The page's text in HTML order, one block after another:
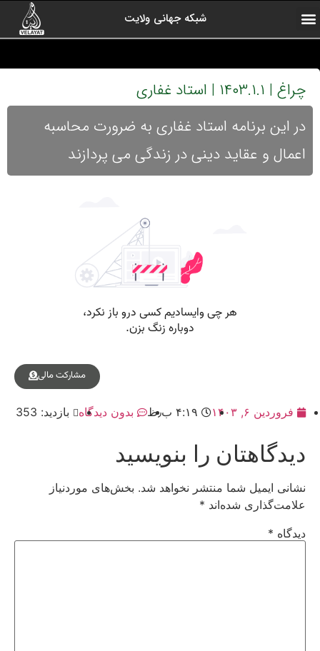
شبکه جهانی ولایت
چراغ | ۱۴۰۳.۱.۱ | استاد غفاری
در این برنامه استاد غفاری به ضرورت محاسبه
اعمال و عقاید دینی در زندگی می پردازند
مشارکت مالی
فروردین ۶, ۱۴۰۳ ۴:۱۹ ب٫ظ بدون دیدگاه بازدید: 353
دیدگاهتان را بنویسید
نشانی ایمیل شما منتشر نخواهد شد. بخش‌های موردنیاز
علامت‌گذاری شده‌اند *
دیدگاه *